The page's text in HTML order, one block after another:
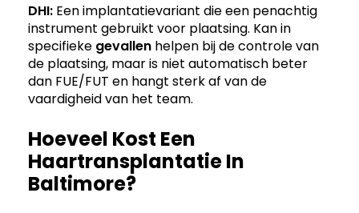
DHI: Een implantatievariant die een penachtig
instrument gebruikt voor plaatsing. Kan in
specifieke gevallen helpen bij de controle van
de plaatsing, maar is niet automatisch beter
dan FUE/FUT en hangt sterk af van de
vaardigheid van het team.
Hoeveel Kost Een
Haartransplantatie In
Baltimore?